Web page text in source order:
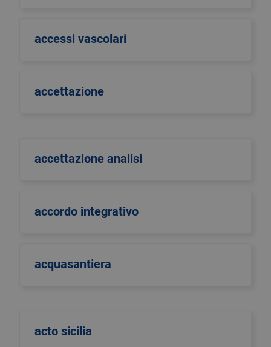
accessi vascolari
accettazione
accettazione analisi
accordo integrativo
acquasantiera
acto sicilia